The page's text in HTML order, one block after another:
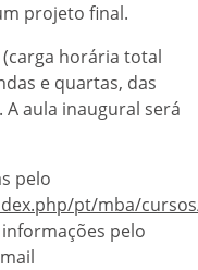
projeto final.
horária total
e quartas, das
A aula inaugural será
pelo
pt/mba/
informações pelo